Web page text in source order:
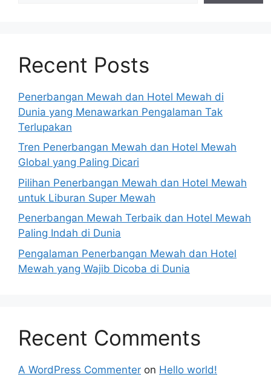
Recent Posts
Penerbangan Mewah dan Hotel Mewah di
Dunia yang Menawarkan Pengalaman Tak
Terlupakan
Tren Penerbangan Mewah dan Hotel Mewah
Global yang Paling Dicari
Pilihan Penerbangan Mewah dan Hotel Mewah
untuk Liburan Super Mewah
Penerbangan Mewah Terbaik dan Hotel Mewah
Paling Indah di Dunia
Pengalaman Penerbangan Mewah dan Hotel
Mewah yang Wajib Dicoba di Dunia
Recent Comments
A WordPress Commenter on Hello world!